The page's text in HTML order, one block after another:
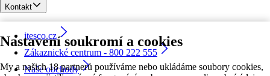
Nastavení soukromí a cookies
My a našich 18 partnerů používáme nebo ukládáme soubory cookies,
Kontakt
itesco.cz
Zákaznické centrum - 800 222 555
Naše obchody